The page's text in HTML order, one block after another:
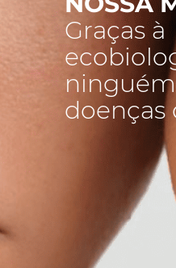
Graças à
doenças